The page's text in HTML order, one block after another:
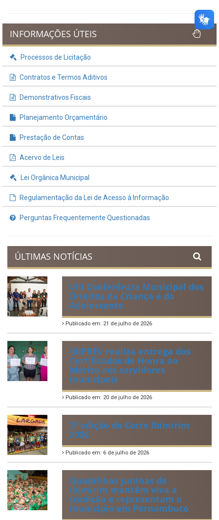
INFORMAÇÕES ÚTEIS
Processos de Licitação
Contratos e Termos Aditivos
Demonstrativos Fiscais
Planejamento Orçamentário
Prestação de Contas
Acervo de Leis
Lei Orgânica Municipal
Regulamentação da Lei de Acesso à Informação
Perguntas Frequentemente Questionadas
ÚLTIMAS NOTÍCIAS
VIII Conferência Municipal dos
Direitos da Criança e do
Adolescente
Publicado em: 21 de julho de 2026
IBIPREV realiza entrega dos
Certificados de Honra ao
Mérito aos servidores
municipais
Publicado em: 20 de julho de 2026
2ª edição do Corre Ibimirim
2026
Publicado em: 6 de julho de 2026
Quadrilhas Juninas de
Ibimirim mantêm viva a
tradição e representam o
munícipio em Pernambuco